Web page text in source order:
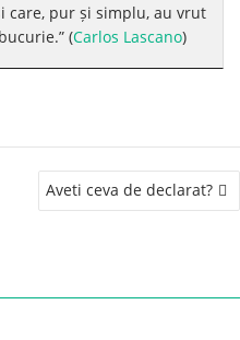
care, pur și simplu, au vrut
(Carlos Lascano)
Aveti ceva de declarat?